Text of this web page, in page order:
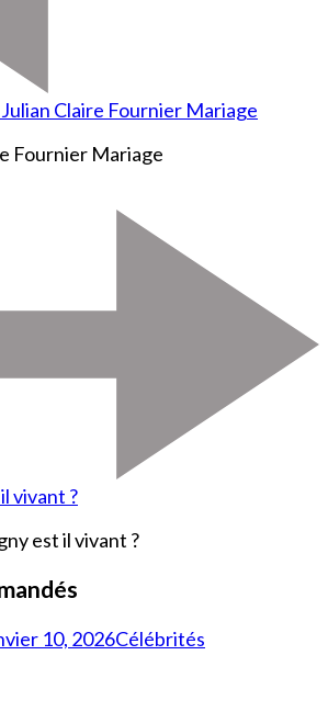
Julian Claire Fournier Mariage
vivant ?
10, 2026Célébrités